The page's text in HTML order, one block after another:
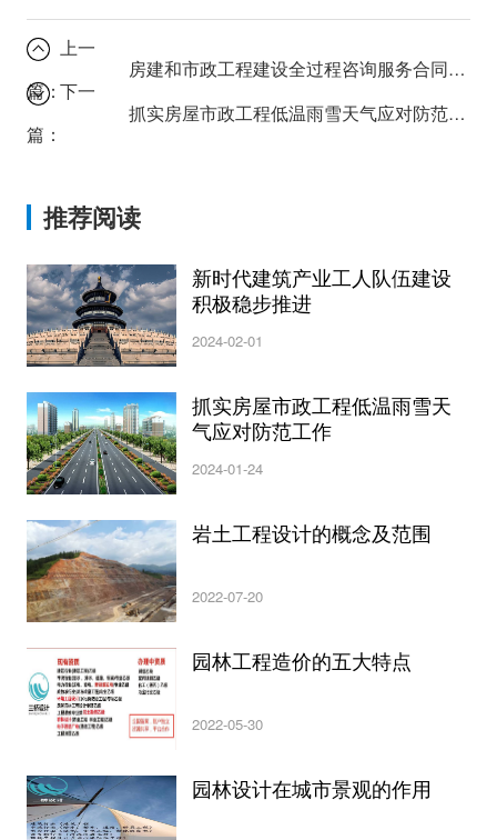
上一
篇：
房建和市政工程建设全过程咨询服务合同范本出炉
下一
篇：
抓实房屋市政工程低温雨雪天气应对防范工作
推荐阅读
新时代建筑产业工人队伍建设
积极稳步推进
2024-02-01
抓实房屋市政工程低温雨雪天
气应对防范工作
2024-01-24
岩土工程设计的概念及范围
2022-07-20
园林工程造价的五大特点
2022-05-30
园林设计在城市景观的作用